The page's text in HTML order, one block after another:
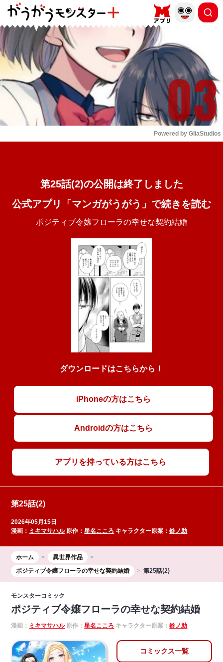
もっと読む
Powered by GliaStudios
第25話(2)の公開は終了しました
公式アプリ「マンガがうがう」で続きを読む
ポジティブ令嬢フローラの幸せな契約結婚
ダウンロードはこちらから！
iPhoneの方はこちら
Androidの方はこちら
アプリを持っている方はこちら
第25話(2)
2026年05月15日
漫画： ミキマサハル原作：星名こころ キャラクター原案：鈴ノ助
ホーム
異世界作品
ポジティブ令嬢フローラの幸せな契約結婚
第25話(2)
モンスターコミック
ポジティブ令嬢フローラの幸せな契約結婚
漫画： ミキマサハル原作：星名こころ キャラクター原案：鈴ノ助
コミックス一覧